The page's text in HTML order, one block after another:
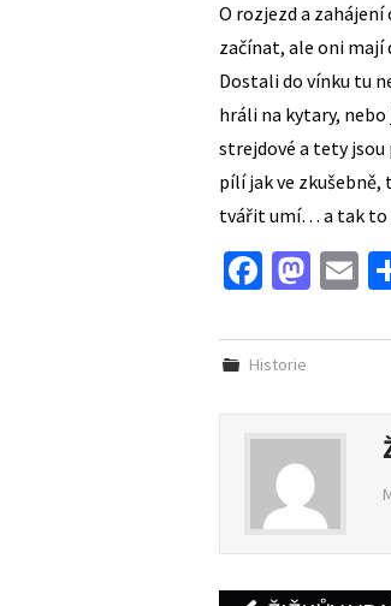
O rozjezd a
začínat, ale oni mají
Dostali do vínku tu
hráli na kytary,
strejdové a tety jsou
pílí jak ve zkušebně,
tvářit umí… a tak to
Fa
b
o
o
k
M
to
o
n
E
ai
Historie